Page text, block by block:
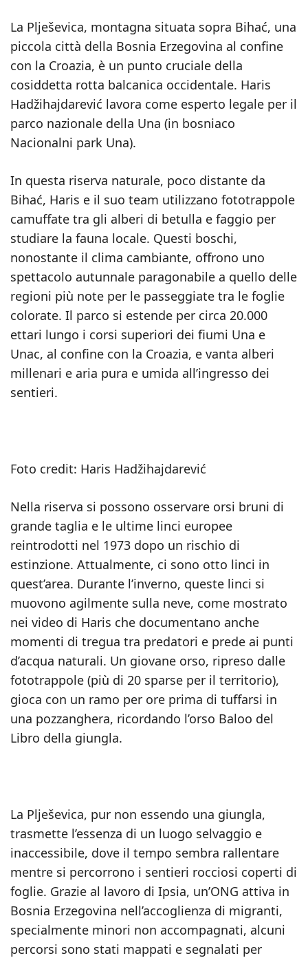
La Plješevica, montagna situata sopra Bihać, una
piccola città della Bosnia Erzegovina al confine
con la Croazia, è un punto cruciale della
cosiddetta rotta balcanica occidentale. Haris
Hadžihajdarević lavora come esperto legale per il
parco nazionale della Una (in bosniaco
Nacionalni park Una).
In questa riserva naturale, poco distante da
Bihać, Haris e il suo team utilizzano fototrappole
camuffate tra gli alberi di betulla e faggio per
studiare la fauna locale. Questi boschi,
nonostante il clima cambiante, offrono uno
spettacolo autunnale paragonabile a quello delle
regioni più note per le passeggiate tra le foglie
colorate. Il parco si estende per circa 20.000
ettari lungo i corsi superiori dei fiumi Una e
Unac, al confine con la Croazia, e vanta alberi
millenari e aria pura e umida all’ingresso dei
sentieri.
Foto credit: Haris Hadžihajdarević
Nella riserva si possono osservare orsi bruni di
grande taglia e le ultime linci europee
reintrodotti nel 1973 dopo un rischio di
estinzione. Attualmente, ci sono otto linci in
quest’area. Durante l’inverno, queste linci si
muovono agilmente sulla neve, come mostrato
nei video di Haris che documentano anche
momenti di tregua tra predatori e prede ai punti
d’acqua naturali. Un giovane orso, ripreso dalle
fototrappole (più di 20 sparse per il territorio),
gioca con un ramo per ore prima di tuffarsi in
una pozzanghera, ricordando l’orso Baloo del
Libro della giungla.
La Plješevica, pur non essendo una giungla,
trasmette l’essenza di un luogo selvaggio e
inaccessibile, dove il tempo sembra rallentare
mentre si percorrono i sentieri rocciosi coperti di
foglie. Grazie al lavoro di Ipsia, un’ONG attiva in
Bosnia Erzegovina nell’accoglienza di migranti,
specialmente minori non accompagnati, alcuni
percorsi sono stati mappati e segnalati per